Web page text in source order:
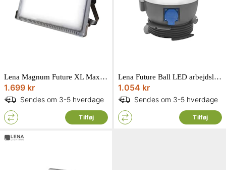
Lena Magnum Future XL Max LED arbejdslampe 78W
1.699 kr
Sendes om 3-5 hverdage
Tilføj
Lena Future Ball LED arbejdslampe med DK-stik og 2 x strømudtag med jord 20W
1.054 kr
Sendes om 3-5 hverdage
Tilføj